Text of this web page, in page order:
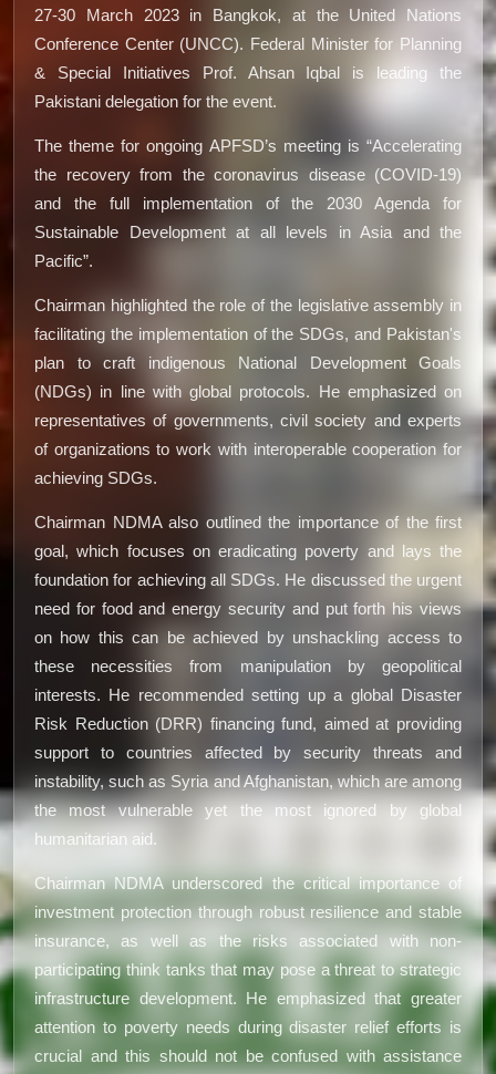
27-30 March 2023 in Bangkok, at the United Nations
Conference Center (UNCC). Federal Minister for Planning
& Special Initiatives Prof. Ahsan Iqbal is leading the
Pakistani delegation for the event.
The theme for ongoing APFSD’s meeting is “Accelerating
the recovery from the coronavirus disease (COVID-19)
and the full implementation of the 2030 Agenda for
Sustainable Development at all levels in Asia and the
Pacific”.
Chairman highlighted the role of the legislative assembly in
facilitating the implementation of the SDGs, and Pakistan's
plan to craft indigenous National Development Goals
(NDGs) in line with global protocols. He emphasized on
representatives of governments, civil society and experts
of organizations to work with interoperable cooperation for
achieving SDGs.
Chairman NDMA also outlined the importance of the first
goal, which focuses on eradicating poverty and lays the
foundation for achieving all SDGs. He discussed the urgent
need for food and energy security and put forth his views
on how this can be achieved by unshackling access to
these necessities from manipulation by geopolitical
interests. He recommended setting up a global Disaster
Risk Reduction (DRR) financing fund, aimed at providing
support to countries affected by security threats and
instability, such as Syria and Afghanistan, which are among
the most vulnerable yet the most ignored by global
humanitarian aid.
Chairman NDMA underscored the critical importance of
investment protection through robust resilience and stable
insurance, as well as the risks associated with non-
participating think tanks that may pose a threat to strategic
infrastructure development. He emphasized that greater
attention to poverty needs during disaster relief efforts is
crucial and this should not be confused with assistance